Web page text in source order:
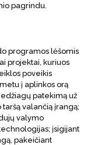
pagrindu.
programos lėšomis
projektai, kuriuos
poveikis
į aplinkos orą
patekimą už
valančią įrangą;
valymo
įsigijant
pakeičiant